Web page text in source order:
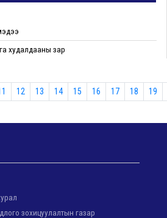
худалдааны зар
12 13 14 15 16 17 18 19
зохицуулалтын газар